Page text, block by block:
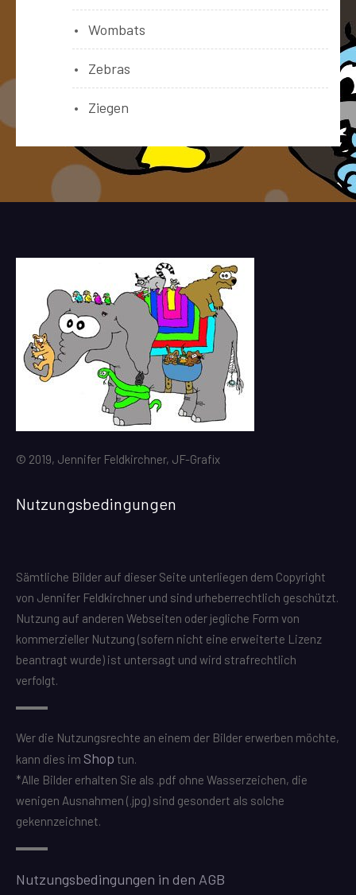
Wombats
Zebras
Ziegen
© 2019, Jennifer Feldkirchner, JF-Grafix
Nutzungsbedingungen
Sämtliche Bilder auf dieser Seite unterliegen dem Copyright
von Jennifer Feldkirchner und sind urheberrechtlich geschützt.
Nutzung auf anderen Webseiten oder jegliche Form von
kommerzieller Nutzung (sofern nicht eine erweiterte Lizenz
beantragt wurde) ist untersagt und wird strafrechtlich
verfolgt.
Wer die Nutzungsrechte an einem der Bilder erwerben möchte,
kann dies im Shop tun.
*Alle Bilder erhalten Sie als .pdf ohne Wasserzeichen, die
wenigen Ausnahmen (.jpg) sind gesondert als solche
gekennzeichnet.
Nutzungsbedingungen in den AGB